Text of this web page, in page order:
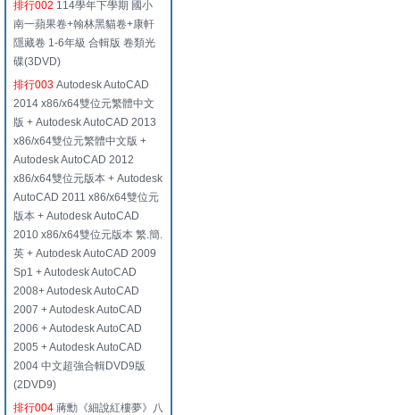
排行002 114學年下學期 國小
南一蘋果卷+翰林黑貓卷+康軒
隱藏卷 1-6年級 合輯版 卷類光
碟(3DVD)
排行003 Autodesk AutoCAD
2014 x86/x64雙位元繁體中文
版 + Autodesk AutoCAD 2013
x86/x64雙位元繁體中文版 +
Autodesk AutoCAD 2012
x86/x64雙位元版本 + Autodesk
AutoCAD 2011 x86/x64雙位元
版本 + Autodesk AutoCAD
2010 x86/x64雙位元版本 繁.簡.
英 + Autodesk AutoCAD 2009
Sp1 + Autodesk AutoCAD
2008+ Autodesk AutoCAD
2007 + Autodesk AutoCAD
2006 + Autodesk AutoCAD
2005 + Autodesk AutoCAD
2004 中文超強合輯DVD9版
(2DVD9)
排行004 蔣勳《細說紅樓夢》八